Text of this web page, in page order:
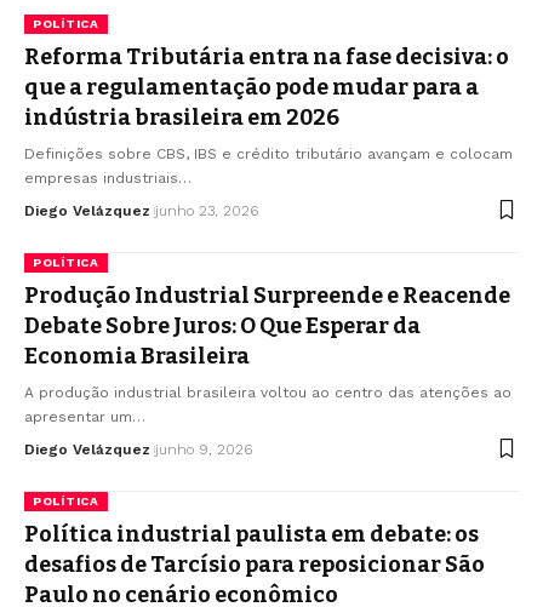
POLÍTICA
Reforma Tributária entra na fase decisiva: o
que a regulamentação pode mudar para a
indústria brasileira em 2026
Definições sobre CBS, IBS e crédito tributário avançam e colocam
empresas industriais…
Diego Velázquez junho 23, 2026
POLÍTICA
Produção Industrial Surpreende e Reacende
Debate Sobre Juros: O Que Esperar da
Economia Brasileira
A produção industrial brasileira voltou ao centro das atenções ao
apresentar um…
Diego Velázquez junho 9, 2026
POLÍTICA
Política industrial paulista em debate: os
desafios de Tarcísio para reposicionar São
Paulo no cenário econômico